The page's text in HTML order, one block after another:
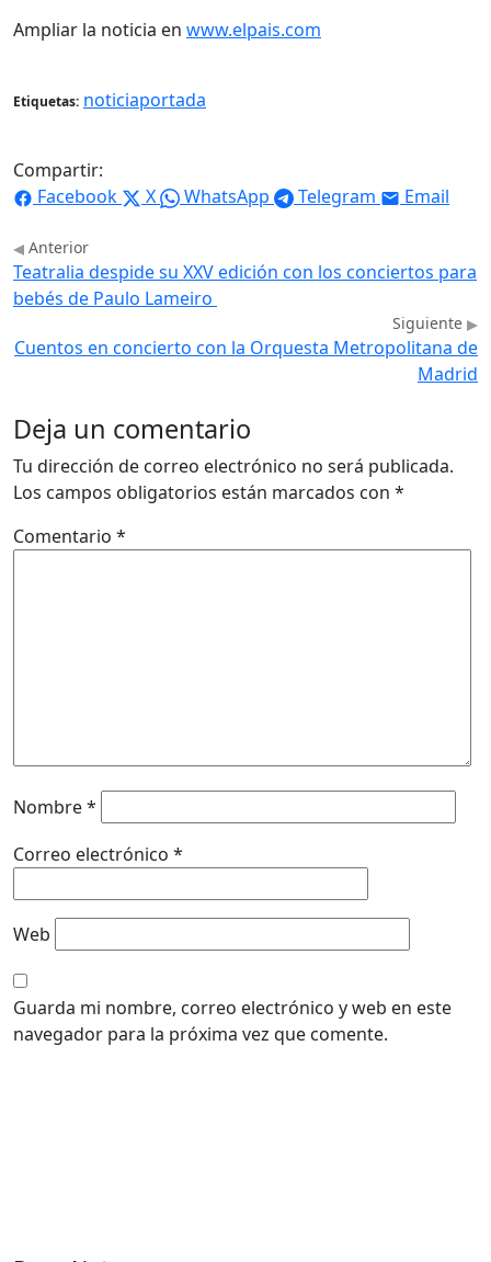
Ampliar la noticia en www.elpais.com
Etiquetas: noticiaportada
Compartir:
Facebook
X WhatsApp Telegram Email
Anterior
Teatralia despide su XXV edición con los conciertos para
bebés de Paulo Lameiro
Siguiente
Cuentos en concierto con la Orquesta Metropolitana de
Madrid
Deja un comentario
Tu dirección de correo electrónico no será publicada.
Los campos obligatorios están marcados con *
Comentario *
Nombre*
Correo electrónico *
Web
Guarda mi nombre, correo electrónico y web en este
navegador para la próxima vez que comente.